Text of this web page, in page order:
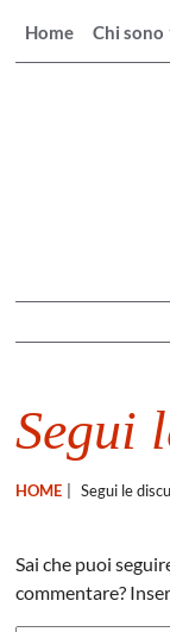
Home Chi sono
Segui
HOME Segui le
Sai che puoi
commentare?